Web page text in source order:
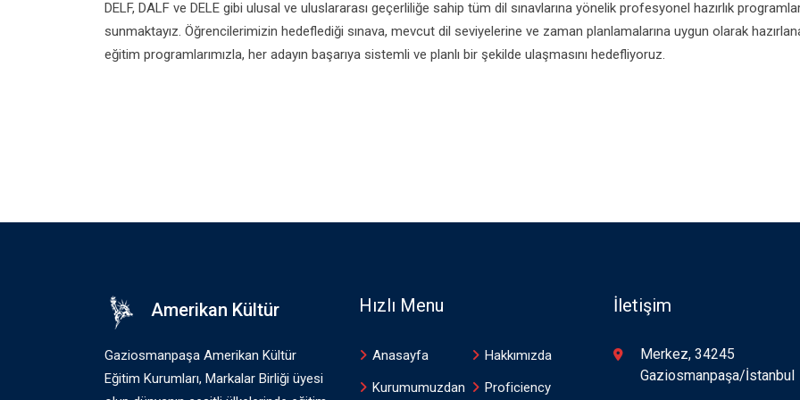
DELF, DALF ve DELE gibi ulusal ve uluslararası geçerliliğe sahip tüm dil sınavlarına yönelik profesyonel hazırlık
sunmaktayız. Öğrencilerimizin hedeflediği sınava, mevcut dil seviyelerine ve zaman planlamalarına uygun olarak
eğitim programlarımızla, her adayın başarıya sistemli ve planlı bir şekilde ulaşmasını hedefliyoruz.
Amerikan Kültür
Gaziosmanpaşa Amerikan Kültür
Eğitim Kurumları, Markalar Birliği üyesi
Hızlı Menu
Anasayfa
Hakkımızda
Kurumumuzdan
Proficiency
İletişim
Merkez, 34245
Gaziosmanpaşa/İstanbul